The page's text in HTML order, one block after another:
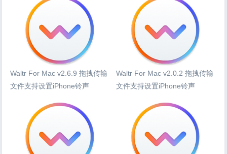
Waltr For Mac v2.6.9 拖拽传输
文件支持设置iPhone铃声
Waltr For Mac v2.0.2 拖拽传输
文件支持设置iPhone铃声